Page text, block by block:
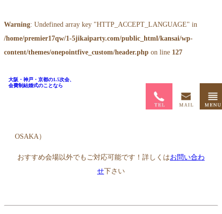
Warning: Undefined array key "HTTP_ACCEPT_LANGUAGE" in
/home/premier17qw/1-5jikaiparty.com/public_html/kansai/wp-
content/themes/onepointfive_custom/header.php on line 127
大阪・神戸・京都の1.5次会、
会費制結婚式のことなら
OSAKA）
おすすめ会場以外でもご対応可能です！詳しくはお問い合わ
せ下さい